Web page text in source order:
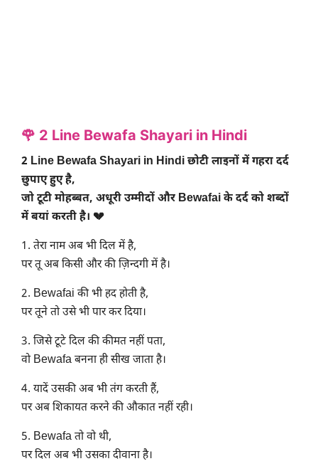
🌹 2 Line Bewafa Shayari in Hindi
2 Line Bewafa Shayari in Hindi छोटी लाइनों में गहरा दर्द
छुपाए हुए है,
जो टूटी मोहब्बत, अधूरी उम्मीदों और Bewafai के दर्द को शब्दों
में बयां करती है। 💔
1. तेरा नाम अब भी दिल में है,
पर तू अब किसी और की ज़िन्दगी में है।
2. Bewafai की भी हद होती है,
पर तूने तो उसे भी पार कर दिया।
3. जिसे टूटे दिल की कीमत नहीं पता,
वो Bewafa बनना ही सीख जाता है।
4. यादें उसकी अब भी तंग करती हैं,
पर अब शिकायत करने की औकात नहीं रही।
5. Bewafa तो वो थी,
पर दिल अब भी उसका दीवाना है।